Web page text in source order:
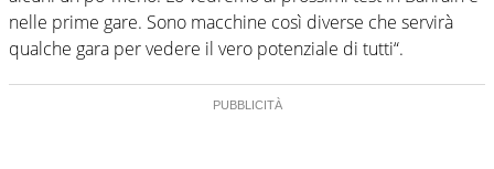
nelle prime gare. Sono macchine così diverse che servirà
qualche gara per vedere il vero potenziale di tutti“.